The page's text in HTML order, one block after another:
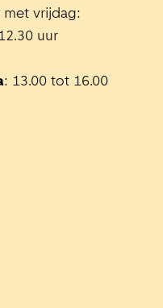
met vrijdag:
uur
: 13.00 tot 16.00